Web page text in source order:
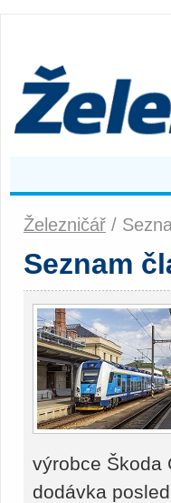
Železničář /
Seznam
výrobce Škoda
dodávka